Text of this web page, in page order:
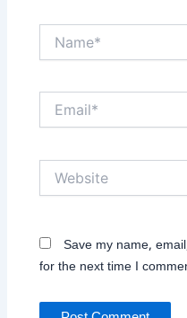
Save my name,
for the next time I